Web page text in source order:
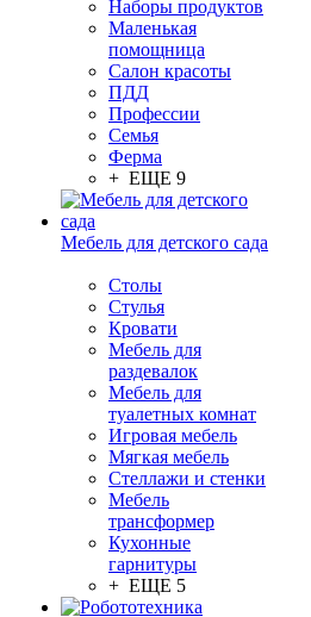
Наборы продуктов
Маленькая
помощница
Салон красоты
ПДД
Профессии
Семья
Ферма
+ ЕЩЕ 9
Мебель для детского сада
Столы
Cтулья
Кровати
Мебель для
раздевалок
Мебель для
туалетных комнат
Игровая мебель
Мягкая мебель
Стеллажи и стенки
Мебель
трансформер
Кухонные
гарнитуры
+ ЕЩЕ 5